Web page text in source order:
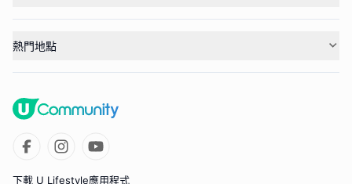
熱門地點
下載 U Lifestyle應用程式